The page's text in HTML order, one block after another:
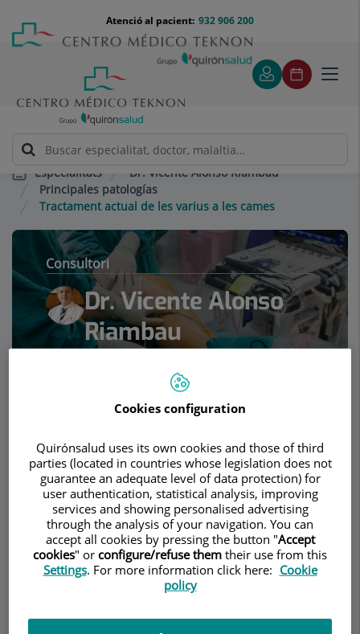
contingut
Menú
teléfono
cabecera
932 906 200
Atenció al pacient:
Especialitats
Dr. Vicente Alonso Riambau
Principales patologías
Tractament actual de les varius a les cames
Consultori
Dr. Vicente Alonso
Riambau
DescripcióServeisEquipContacte Dades d'interès
Horari
Demanar Cita
Tractament actual de les
varius a les cames
Cookies configuration
Quirónsalud uses its own cookies and those of third
parties (located in countries whose legislation does not
guarantee an adequate level of data protection) for
user authentication, statistical analysis, improving
services and showing personalised advertising
through the analysis of your navigation. You can
accept all cookies by pressing the button "Accept
cookies" or configure/refuse them their use from this
Settings. For more information click here: Cookie
policy